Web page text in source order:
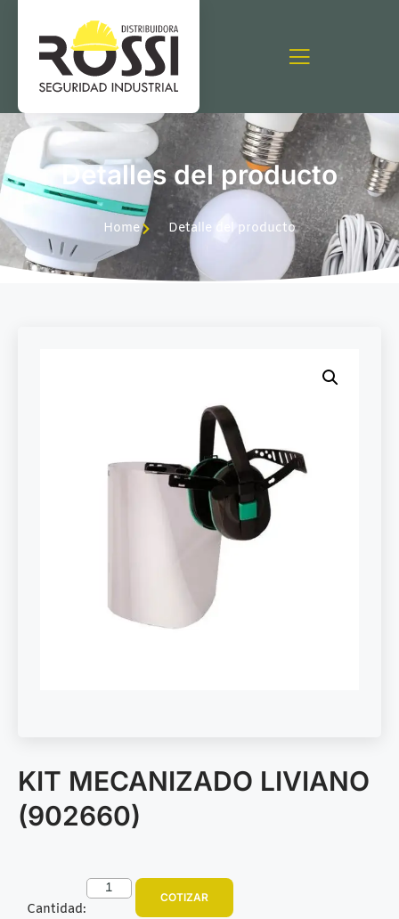
Detalles del producto
Home Detalle del producto
KIT MECANIZADO LIVIANO
(902660)
Cantidad:
COTIZAR